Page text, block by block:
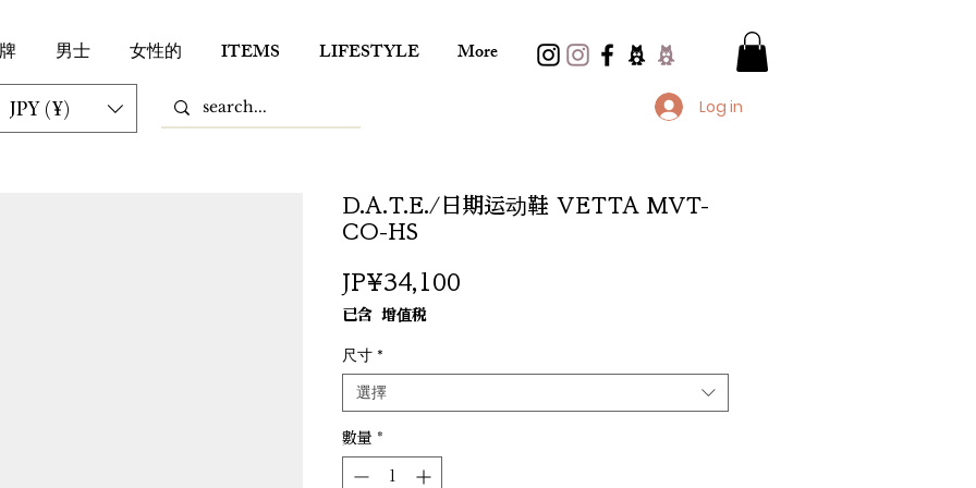
男士 女性的 ITEMS LIFESTYLE More
JPY (¥) Log in
D.A.T.E./日期运动鞋 VETTA MVT-
CO-HS
JP¥34,100
已含 增值税
尺寸 *
選擇
數量 *